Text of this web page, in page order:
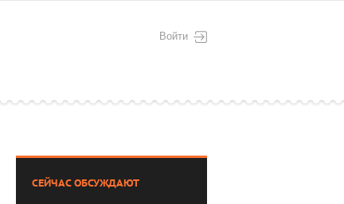
Войти
СЕЙЧАС ОБСУЖДАЮТ